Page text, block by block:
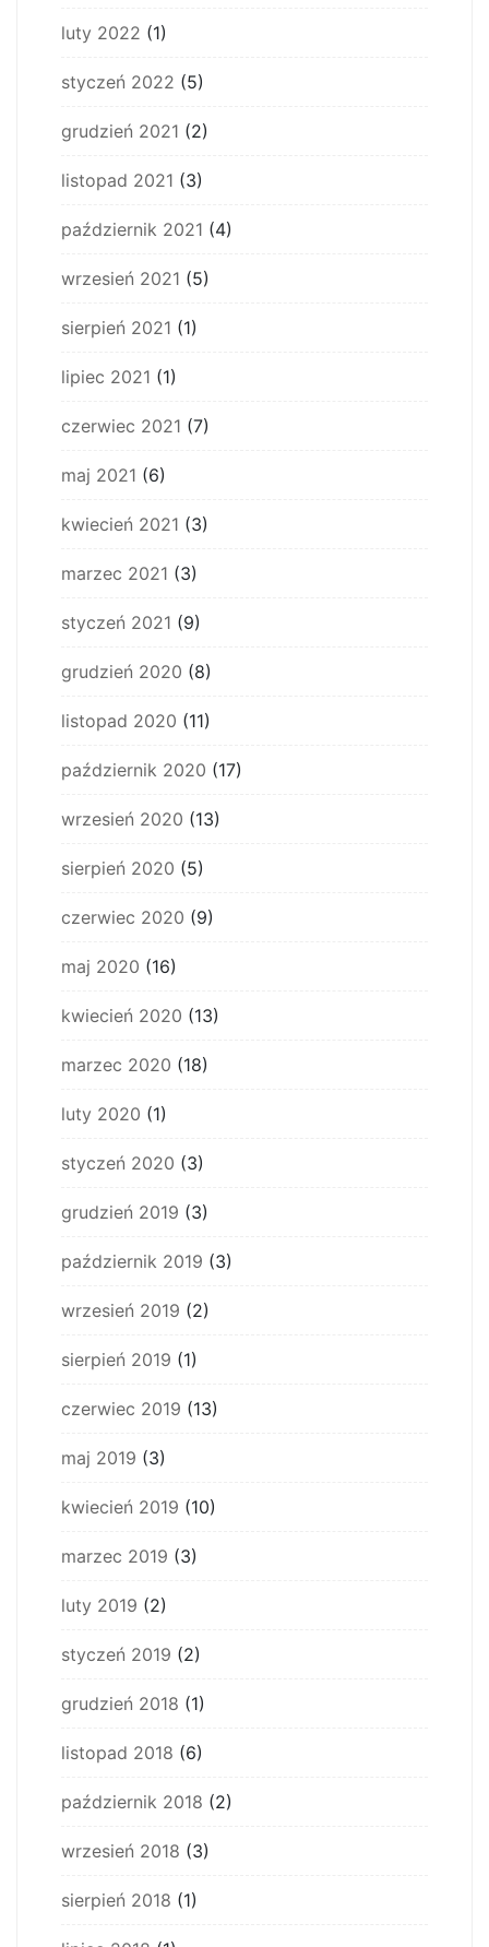
luty 2022 (1)
styczeń 2022 (5)
grudzień 2021 (2)
listopad 2021 (3)
październik 2021 (4)
wrzesień 2021 (5)
sierpień 2021 (1)
lipiec 2021 (1)
czerwiec 2021 (7)
maj 2021 (6)
kwiecień 2021 (3)
marzec 2021 (3)
styczeń 2021 (9)
grudzień 2020 (8)
listopad 2020 (11)
październik 2020 (17)
wrzesień 2020 (13)
sierpień 2020 (5)
czerwiec 2020 (9)
maj 2020 (16)
kwiecień 2020 (13)
marzec 2020 (18)
luty 2020 (1)
styczeń 2020 (3)
grudzień 2019 (3)
październik 2019 (3)
wrzesień 2019 (2)
sierpień 2019 (1)
czerwiec 2019 (13)
maj 2019 (3)
kwiecień 2019 (10)
marzec 2019 (3)
luty 2019 (2)
styczeń 2019 (2)
grudzień 2018 (1)
listopad 2018 (6)
październik 2018 (2)
wrzesień 2018 (3)
sierpień 2018 (1)